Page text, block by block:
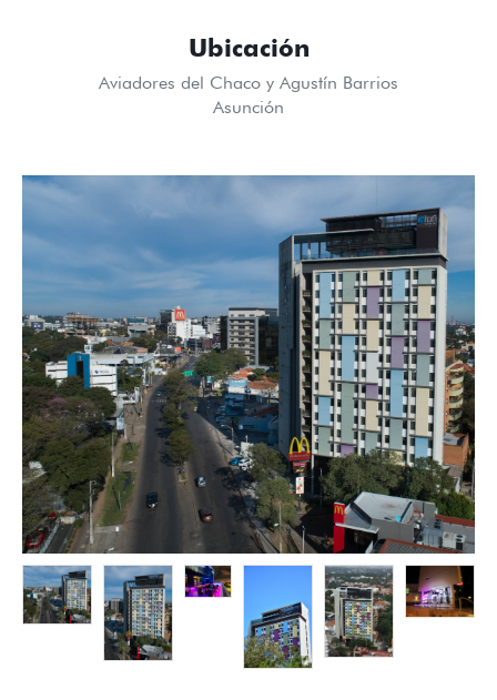
Ubicación
Aviadores del Chaco y Agustín Barrios
Asunción